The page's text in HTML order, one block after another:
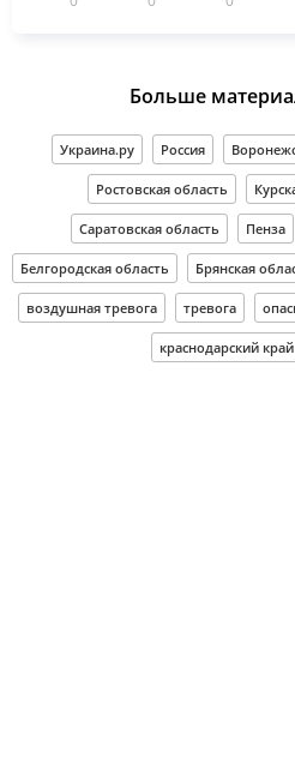
Больше
Украина.ру Россия
Ростовская область
Саратовская область Пенза
Белгородская область Брянская
воздушная тревога тревога
краснодарский край